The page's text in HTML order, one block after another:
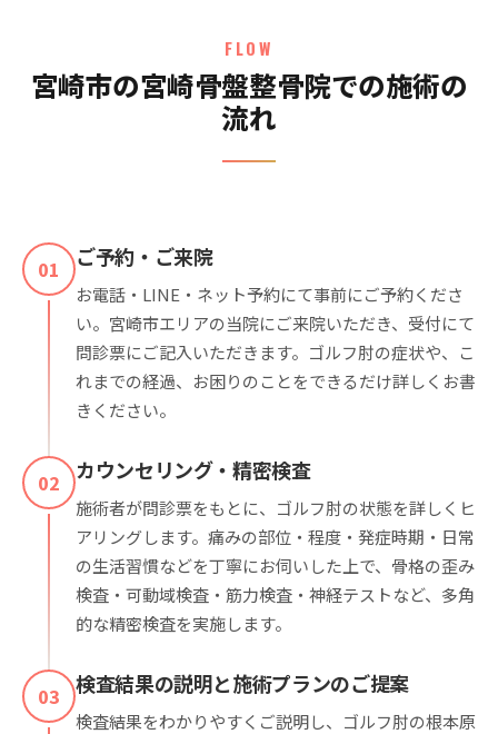
FLOW
宮崎市の宮崎骨盤整骨院での施術の
流れ
01 ご予約・ご来院
お電話・LINE・ネット予約にて事前にご予約くださ
い。宮崎市エリアの当院にご来院いただき、受付にて
問診票にご記入いただきます。ゴルフ肘の症状や、こ
れまでの経過、お困りのことをできるだけ詳しくお書
きください。
02 カウンセリング・精密検査
施術者が問診票をもとに、ゴルフ肘の状態を詳しくヒ
アリングします。痛みの部位・程度・発症時期・日常
の生活習慣などを丁寧にお伺いした上で、骨格の歪み
検査・可動域検査・筋力検査・神経テストなど、多角
的な精密検査を実施します。
03 検査結果の説明と施術プランのご提案
検査結果をわかりやすくご説明し、ゴルフ肘の根本原